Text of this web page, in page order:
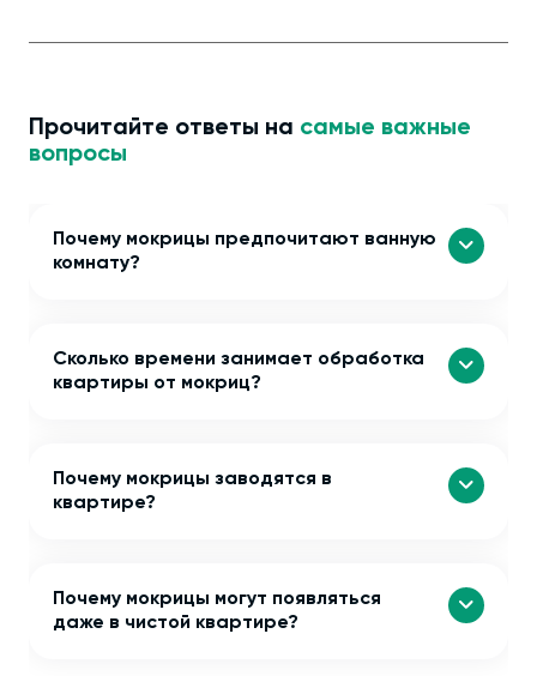
Прочитайте ответы на самые важные
вопросы
Почему мокрицы предпочитают ванную
комнату?
Сколько времени занимает обработка
квартиры от мокриц?
Почему мокрицы заводятся в
квартире?
Почему мокрицы могут появляться
даже в чистой квартире?